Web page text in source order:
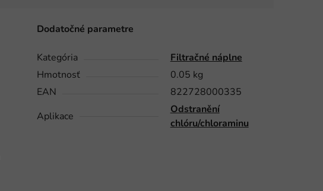
Dodatočné parametre
Kategória
Filtračné náplne
Hmotnosť
0.05 kg
EAN
822728000335
Aplikace
Odstranění
chlóru/chloraminu